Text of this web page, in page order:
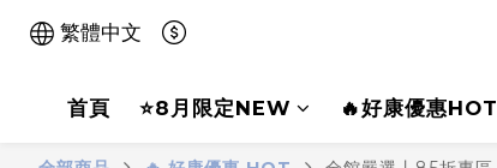
繁體中文
首頁 ⭐8月限定NEW 🔥好康優惠HOT